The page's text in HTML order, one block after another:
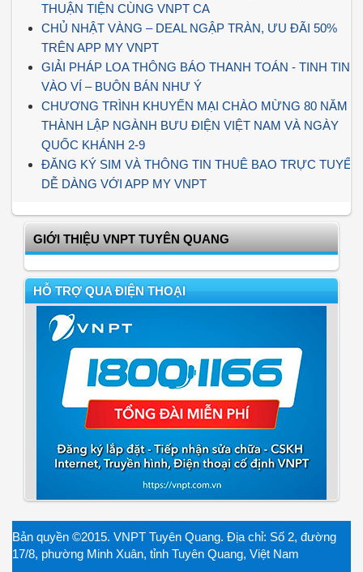
THUẬN TIỆN CÙNG VNPT CA
CHỦ NHẬT VÀNG – DEAL NGẬP TRÀN, ƯU ĐÃI 50%
TRÊN APP MY VNPT
GIẢI PHÁP LOA THÔNG BÁO THANH TOÁN - TINH TINH
VÀO VÍ – BUÔN BÁN NHƯ Ý
CHƯƠNG TRÌNH KHUYẾN MẠI CHÀO MỪNG 80 NĂM
THÀNH LẬP NGÀNH BƯU ĐIỆN VIỆT NAM VÀ NGÀY
QUỐC KHÁNH 2-9
ĐĂNG KÝ SIM VÀ THÔNG TIN THUÊ BAO TRỰC TUYẾN
DỄ DÀNG VỚI APP MY VNPT
GIỚI THIỆU VNPT TUYÊN QUANG
HỖ TRỢ QUA ĐIỆN THOẠI
Bản quyền ©2015. VNPT Tuyên Quang. Địa chỉ: Số 2, đường
17/8, phường Minh Xuân, tỉnh Tuyên Quang, Việt Nam